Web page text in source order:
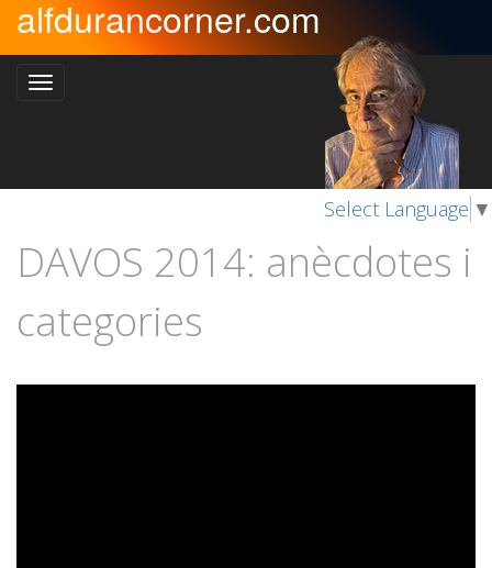
alfdurancorner.com
Select Language ▼
DAVOS 2014: anècdotes i
categories